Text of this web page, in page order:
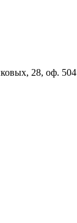
28, оф. 504